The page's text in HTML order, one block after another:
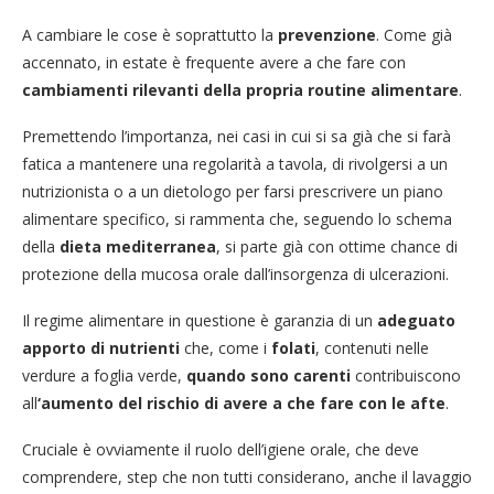
A cambiare le cose è soprattutto la prevenzione. Come già
accennato, in estate è frequente avere a che fare con
cambiamenti rilevanti della propria routine alimentare.
Premettendo l’importanza, nei casi in cui si sa già che si farà
fatica a mantenere una regolarità a tavola, di rivolgersi a un
nutrizionista o a un dietologo per farsi prescrivere un piano
alimentare specifico, si rammenta che, seguendo lo schema
della dieta mediterranea, si parte già con ottime chance di
protezione della mucosa orale dall’insorgenza di ulcerazioni.
Il regime alimentare in questione è garanzia di un adeguato
apporto di nutrienti che, come i folati, contenuti nelle
verdure a foglia verde, quando sono carenti contribuiscono
all‘aumento del rischio di avere a che fare con le afte.
Cruciale è ovviamente il ruolo dell’igiene orale, che deve
comprendere, step che non tutti considerano, anche il lavaggio